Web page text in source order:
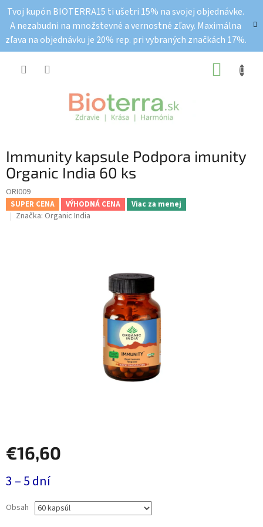
obsah
Tvoj kupón BIOTERRA15 ti ušetri 15% na svojej objednávke.
A nezabudni na množstevné a vernostné zľavy. Maximálna
zľava na objednávku je 20% rep. pri vybraných značkách 17%.
Immunity kapsule Podpora imunity
Organic India 60 ks
ORI009
SUPER CENA VÝHODNÁ CENA Viac za menej
Značka: Organic India
€16,60
cena:
3 – 5 dní
Obsah